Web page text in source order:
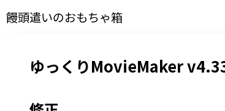
饅頭遣いのおもちゃ箱
ゆっくりMovieMaker